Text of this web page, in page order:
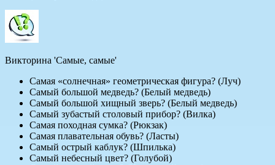
Викторина 'Самые, самые'
Самая «солнечная» геометрическая фигура? (Луч)
Самый большой медведь? (Белый медведь)
Самый большой хищный зверь? (Белый медведь)
Самый зубастый столовый прибор? (Вилка)
Самая походная сумка? (Рюкзак)
Самая плавательная обувь? (Ласты)
Самый острый каблук? (Шпилька)
Самый небесный цвет? (Голубой)